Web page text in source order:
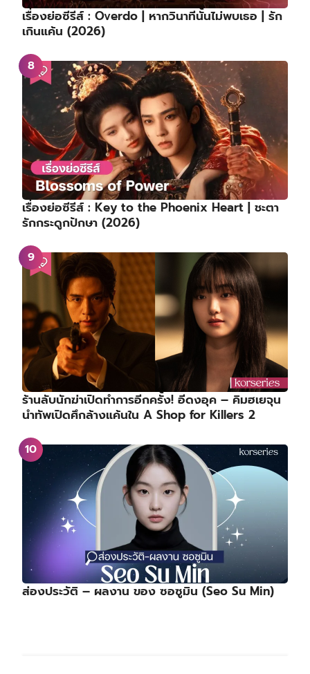
เรื่องย่อซีรีส์ : Overdo | หากวินาทีนั้นไม่พบเธอ | รัก
เกินแค้น (2026)
เรื่องย่อซีรีส์ : Key to the Phoenix Heart | ชะตา
รักกระดูกปักษา (2026)
ร้านลับนักฆ่าเปิดทำการอีกครั้ง! อีดงอุค – คิมฮเยจุน
นำทัพเปิดศึกล้างแค้นใน A Shop for Killers 2
ส่องประวัติ – ผลงาน ของ ซอซูมิน (Seo Su Min)